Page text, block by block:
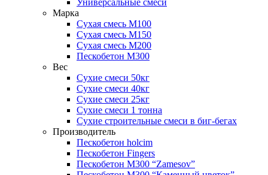
Универсальные смеси
Марка
Сухая смесь М100
Сухая смесь М150
Сухая смесь М200
Пескобетон М300
Вес
Сухие смеси 50кг
Сухие смеси 40кг
Сухие смеси 25кг
Сухие смеси 1 тонна
Сухие строительные смеси в биг-бегах
Производитель
Пескобетон holcim
Пескобетон Fingers
Пескобетон М300 “Zamesov”